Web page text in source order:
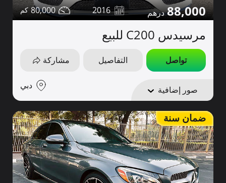
88,000
2016
80,000
مرسيدس C200 للبيع
تواصل التفاصيل مشاركة
صور إضافية دبي
ضمان سنة